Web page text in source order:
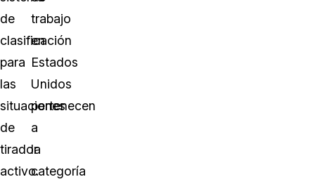
de
clasificación
para
las
situaciones
de
tirador
activo.
trabajo
en
Estados
Unidos
pertenecen
a
la
categoría